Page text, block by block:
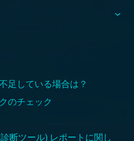
足している場合は？
のチェック
断ツール) レポートに関し